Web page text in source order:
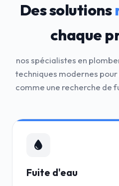
Des solutions
chaque
nos spécialistes en
techniques modernes
comme une recherche de
Fuite d'eau